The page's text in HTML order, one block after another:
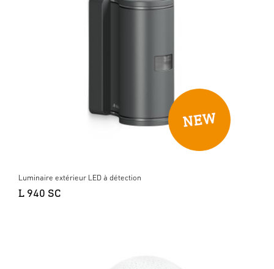
Luminaire extérieur LED à détection
L 940 SC